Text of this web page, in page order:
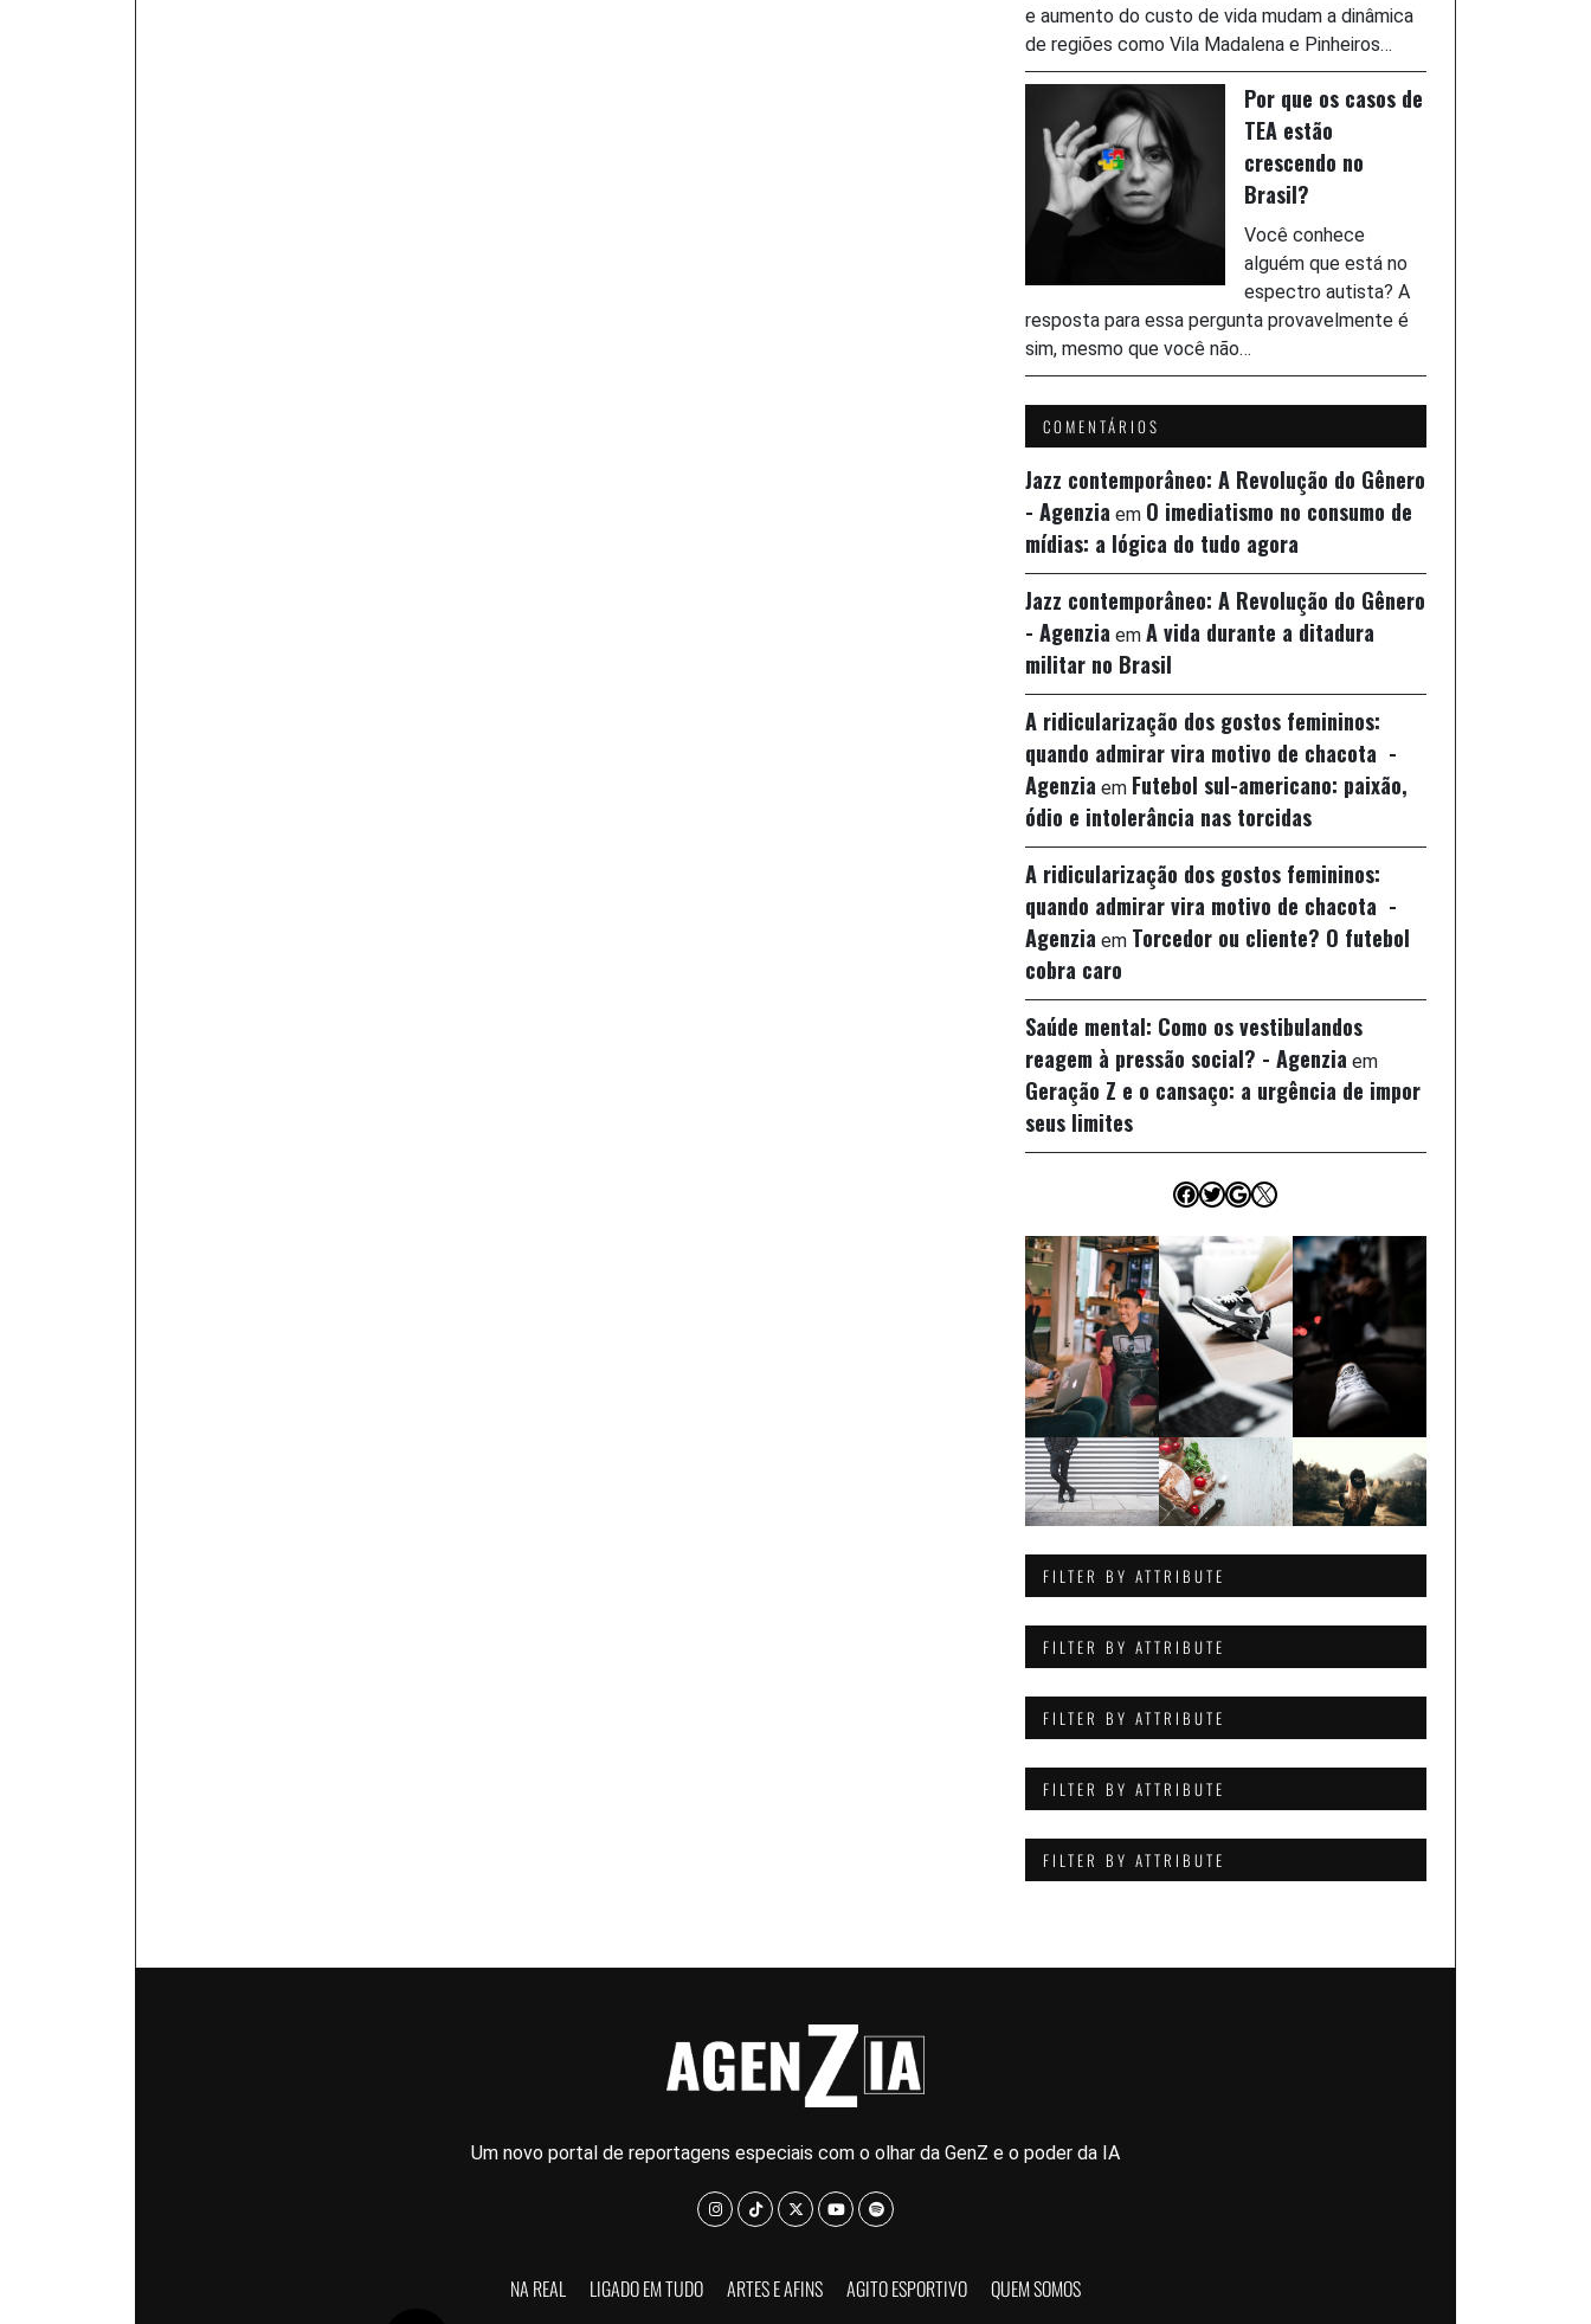
e aumento do custo de vida mudam a dinâmica
de regiões como Vila Madalena e Pinheiros…
Por que os casos de
TEA estão
crescendo no
Brasil?
Você conhece
alguém que está no
espectro autista? A
resposta para essa pergunta provavelmente é
sim, mesmo que você não…
COMENTÁRIOS
Jazz contemporâneo: A Revolução do Gênero
- Agenzia em O imediatismo no consumo de
mídias: a lógica do tudo agora
Jazz contemporâneo: A Revolução do Gênero
- Agenzia em A vida durante a ditadura
militar no Brasil
A ridicularização dos gostos femininos:
quando admirar vira motivo de chacota -
Agenzia em Futebol sul-americano: paixão,
ódio e intolerância nas torcidas
A ridicularização dos gostos femininos:
quando admirar vira motivo de chacota -
Agenzia em Torcedor ou cliente? O futebol
cobra caro
Saúde mental: Como os vestibulandos
reagem à pressão social? - Agenzia em
Geração Z e o cansaço: a urgência de impor
seus limites
Facebook
Twitter
Google
X
FILTER BY ATTRIBUTE
FILTER BY ATTRIBUTE
FILTER BY ATTRIBUTE
FILTER BY ATTRIBUTE
FILTER BY ATTRIBUTE
Um novo portal de reportagens especiais com o olhar da GenZ e o poder da IA
NA REAL LIGADO EM TUDO ARTES E AFINS AGITO ESPORTIVO QUEM SOMOS